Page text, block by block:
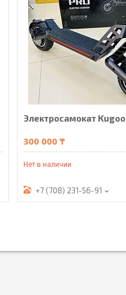
Электросамокат Kugoo
300 000 ₸
Нет в наличии
+7 (708) 231-56-91